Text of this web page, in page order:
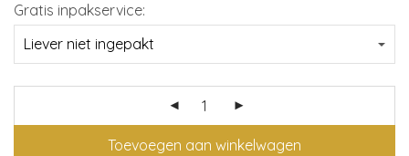
Gratis inpakservice:
Toevoegen aan winkelwagen